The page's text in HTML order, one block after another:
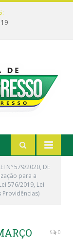
Nº 579/2020, DE
para a
576/2019, Lei
0